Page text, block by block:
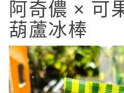
阿奇儂 × 可
葫蘆冰棒